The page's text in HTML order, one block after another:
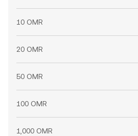
10 OMR
20 OMR
50 OMR
100 OMR
1,000 OMR